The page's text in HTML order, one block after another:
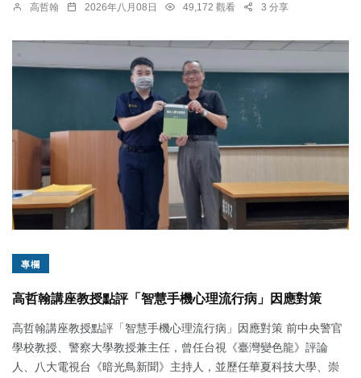
高哲翰 2026年八月08日 49,172 觀看 3 分享
專欄
高哲翰講座教授點評「智慧手機心理流行病」因應對策
高哲翰講座教授點評「智慧手機心理流行病」因應對策 前中央警官
學校教授、警察大學教授兼主任，曾任台視《臺灣變色龍》評論
人、八大電視台《暗光鳥新聞》主持人，並歷任華夏科技大學、崇